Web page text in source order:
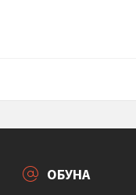
ОБУНА